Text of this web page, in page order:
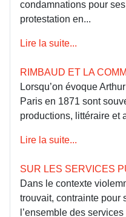
condamnations pour
protestation en...
Lire la suite...
RIMBAUD ET LA
Lorsqu’on évoque
Paris en 1871 sont
productions, littéraire et
Lire la suite...
SUR LES SERVICES
Dans le contexte
trouvait, contrainte pour
l’ensemble des